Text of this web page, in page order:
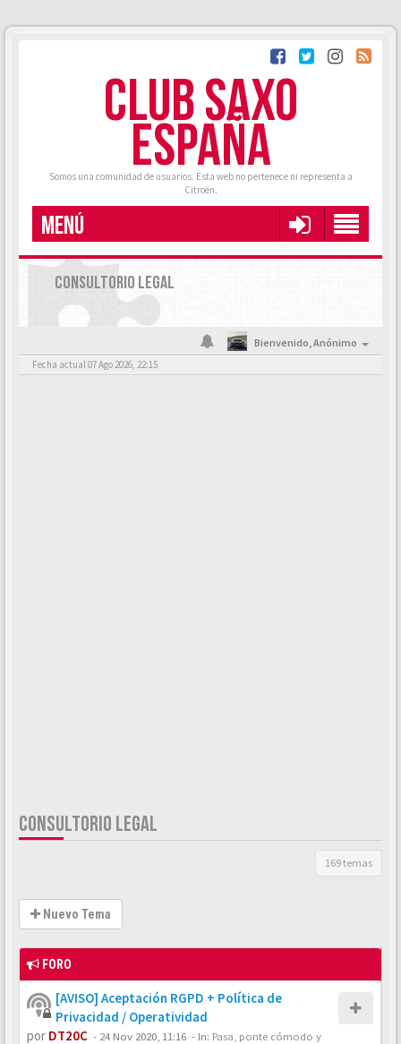
CLUB SAXO
ESPAÑA
Somos una comunidad de usuarios. Esta web no pertenece ni representa a
Citroën.
MENÚ
CONSULTORIO LEGAL
Bienvenido,Anónimo
Fecha actual 07 Ago 2026, 22:15
CONSULTORIO LEGAL
169 temas
Nuevo Tema
FORO
[AVISO] Aceptación RGPD + Política de
Privacidad / Operatividad
por DT20C - 24 Nov 2020, 11:16 - In: Pasa, ponte cómodo y